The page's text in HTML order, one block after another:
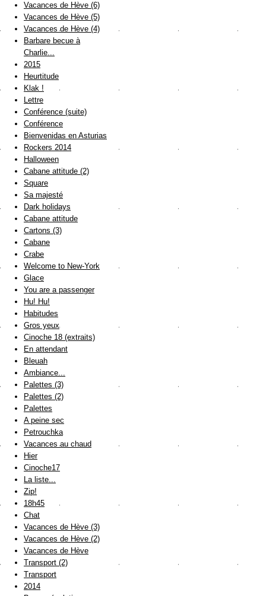
Vacances de Hève (6)
Vacances de Hève (5)
Vacances de Hève (4)
Barbare becue à
Charlie...
2015
Heurtitude
Klak !
Lettre
Conférence (suite)
Conférence
Bienvenidas en Asturias
Rockers 2014
Halloween
Cabane attitude (2)
Square
Sa majesté
Dark holidays
Cabane attitude
Cartons (3)
Cabane
Crabe
Welcome to New-York
Glace
You are a passenger
Hu! Hu!
Habitudes
Gros yeux
Cinoche 18 (extraits)
En attendant
Bleuah
Ambiance...
Palettes (3)
Palettes (2)
Palettes
A peine sec
Petrouchka
Vacances au chaud
Hier
Cinoche17
La liste...
Zip!
18h45
Chat
Vacances de Hève (3)
Vacances de Hève (2)
Vacances de Hève
Transport (2)
Transport
2014